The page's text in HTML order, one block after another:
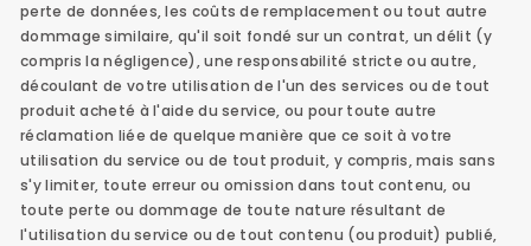
perte de données, les coûts de remplacement ou tout autre
dommage similaire, qu'il soit fondé sur un contrat, un délit (y
compris la négligence), une responsabilité stricte ou autre,
découlant de votre utilisation de l'un des services ou de tout
produit acheté à l'aide du service, ou pour toute autre
réclamation liée de quelque manière que ce soit à votre
utilisation du service ou de tout produit, y compris, mais sans
s'y limiter, toute erreur ou omission dans tout contenu, ou
toute perte ou dommage de toute nature résultant de
l'utilisation du service ou de tout contenu (ou produit) publié,